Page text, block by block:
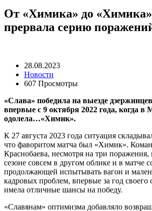
От «Химика» до
прервала серию
28.08.2023
Новости
607 Просмотры
«Слава» победила на выезде
впервые с 9 октября 2022 года, когда в
одолела…«Химик».
К 27 августа 2023 года ситуация
что фаворитом матча был «Химик».
Краснобаева, несмотря на три поражения,
сезоне совсем в другом облике и в матче
продолжающей испытывать вагон и
кадровых проблем, впервые за год своего
имела отличные шансы на победу.
«Славянам» оптимизма добавляло